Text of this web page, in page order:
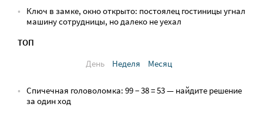
Ключ в замке, окно открыто: постоялец гостиницы угнал
машину сотрудницы, но далеко не уехал
ТОП
День
Неделя Месяц
Спичечная головоломка: 99 − 38 = 53 — найдите решение
за один ход